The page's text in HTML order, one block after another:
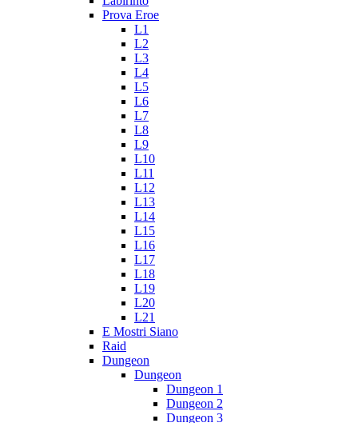
Prova Eroe
L1
L2
L3
L4
L5
L6
L7
L8
L9
L10
L11
L12
L13
L14
L15
L16
L17
L18
L19
L20
L21
E Mostri Siano
Raid
Dungeon
Dungeon
Dungeon 1
Dungeon 2
Dungeon 3